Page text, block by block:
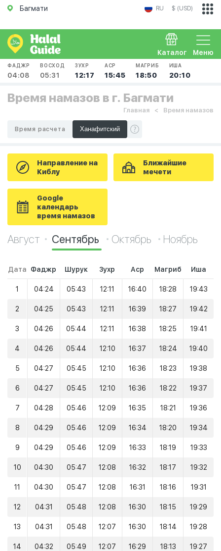
Багмати RU $ (USD)
Меню
Каталог
ФАДЖР
04:08
ВОСХОД
05:31
ЗУХР
12:17
АСР
15:45
МАГРИБ
18:50
ИША
20:10
Время намазов в г. Багмати
Главная Время намазов
Время расчета
Направление на
Киблу
Ближайшие
мечети
Google
календарь
время намазов
Август Сентябрь Октябрь Ноябрь
Дата Фаджр Шурук Зухр Аср Магриб Иша
1 04:24 05:43 12:11 16:40 18:28 19:43
2 04:25 05:43 12:11 16:39 18:27 19:42
3 04:26 05:44 12:11 16:38 18:25 19:41
4 04:26 05:44 12:10 16:37 18:24 19:40
5 04:27 05:45 12:10 16:36 18:23 19:38
6 04:27 05:45 12:10 16:36 18:22 19:37
7 04:28 05:46 12:09 16:35 18:21 19:36
8 04:29 05:46 12:09 16:34 18:20 19:34
9 04:29 05:46 12:09 16:33 18:19 19:33
10 04:30 05:47 12:08 16:32 18:17 19:32
11 04:30 05:47 12:08 16:31 18:16 19:31
12 04:31 05:48 12:08 16:30 18:15 19:29
13 04:31 05:48 12:07 16:30 18:14 19:28
14 04:32 05:49 12:07 16:29 18:13 19:27